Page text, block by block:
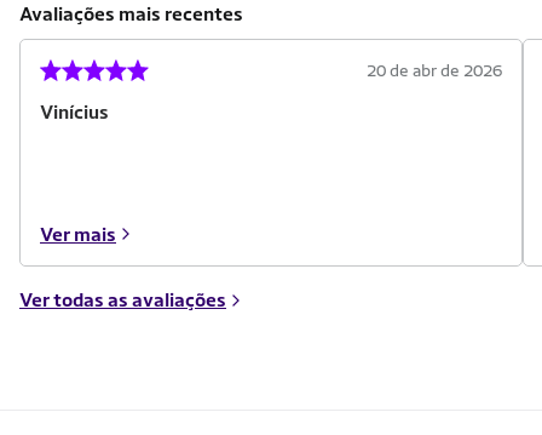
Avaliações mais recentes
Vinícius
20 de abr de 2026
Ver mais
Ver todas as avaliações